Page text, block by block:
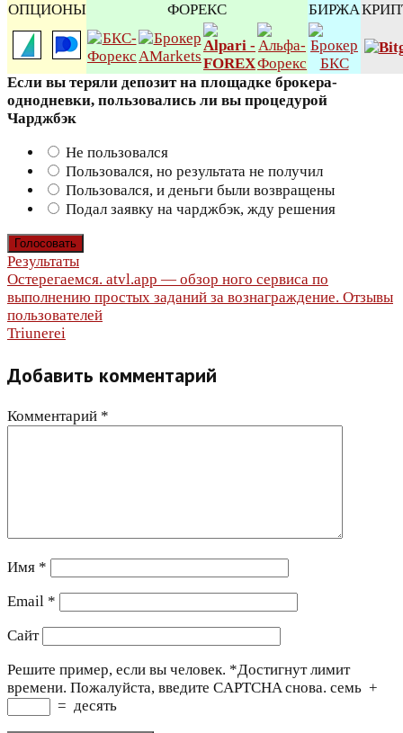
ОПЦИОНЫ ФОРЕКС БИРЖА
Если вы теряли депозит на площадке брокера-
однодневки, пользовались ли вы процедурой
Чарджбэк
Не пользовался
Пользовался, но результата не получил
Пользовался, и деньги были возвращены
Подал заявку на чарджбэк, жду решения
Результаты
Навигация
по
записям
Остерегаемся. atvl.app — обзор ного сервиса по
выполнению простых заданий за вознаграждение. Отзывы
пользователей
Triunerei
Добавить комментарий
Комментарий *
Имя *
Email *
Сайт
Решите пример, если вы человек. *Достигнут лимит
времени. Пожалуйста, введите CAPTCHA снова. семь +
= десять